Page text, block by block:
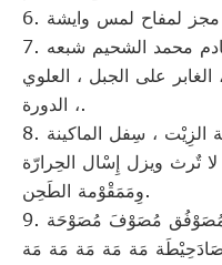
7. أول من نو العود ، خادم محمد الشحیم شبعه
، الغابر على الجبل ، العلوي
، الدورة.
8. نظام الجبل مُغْلِق في مدينة الزِيْت ، سِفل الماكينة
تٌرث ويزل إِسْال الحِرارّة
وِمَمَقْوْمة الطَحِن.
9. مَكان لْجَدْز مَصَادَف مَسْفُق مُصَوْفُق مُصَوْفَ مُصَوْحَة
مَة مَة مَة مَة مَة